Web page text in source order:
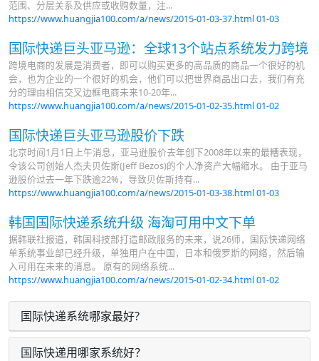
范围、分层关系及供应或收购数量，注...
https://www.huangjia100.com/a/news/2015-01-03-37.html01-03
国际快递巨头亚马逊：全球13个站点系统发力跨境
跨境电商的发展是消费者，即可以购买更多的高品质的商品一个很好的机
会，也为企业的一个很好的机会，他们可以把世界商品出口去，我们有充
分的理由相信交叉边框电商未来10-20年...
https://www.huangjia100.com/a/news/2015-01-02-35.html01-02
国际快递巨头亚马逊股价下跌
北京时间1月1日上午消息，亚马逊股价去年创下2008年以来的最糟表现，
令该公司创始人杰夫贝佐斯(Jeff Bezos)的个人净资产大幅缩水。 由于亚马
逊股价过去一年下跌逾22%，导致贝佐斯持有...
https://www.huangjia100.com/a/news/2015-01-03-38.html01-03
韩国国际快递系统升级 海淘可用中文下单
据韩联社报道，韩国科技部打造邮政服务的未来，说26师，国际快递网络
单系统事业部已经升级，单独用户在中国，日本和俄罗斯的网络，然后输
入可用在未来的消息。 原有的网络系统...
https://www.huangjia100.com/a/news/2015-01-02-34.html01-02
国际快递系统哪家最好?
国际快递用哪家系统好？